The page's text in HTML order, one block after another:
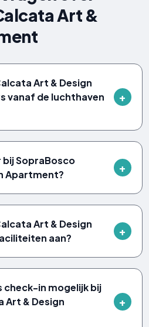
Art &
Art & Design
vanaf de luchthaven
bij SopraBosco
Apartment?
Art & Design
aan?
check-in mogelijk bij
Art & Design